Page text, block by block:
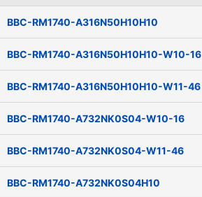
BBC-RM1740-A316N50H10H10
BBC-RM1740-A316N50H10H10-W10-16
BBC-RM1740-A316N50H10H10-W11-46
BBC-RM1740-A732NK0S04-W10-16
BBC-RM1740-A732NK0S04-W11-46
BBC-RM1740-A732NK0S04H10